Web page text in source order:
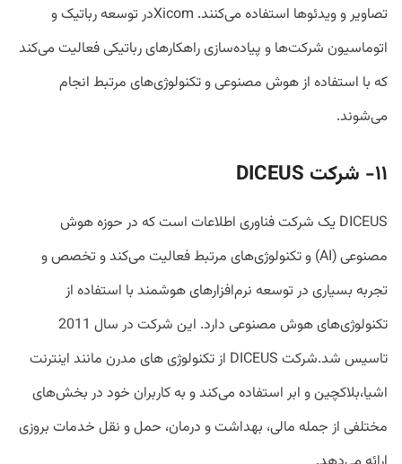
تصاویر و ویدئوها استفاده می‌کنند. Xicomدر توسعه رباتیک و
اتوماسیون شرکت‌ها و پیاده‌سازی راهکارهای رباتیکی فعالیت می‌کند
که با استفاده از هوش مصنوعی و تکنولوژی‌های مرتبط انجام
می‌شوند.
۱۱- شرکت DICEUS
DICEUS یک شرکت فناوری اطلاعات است که در حوزه هوش
مصنوعی (AI) و تکنولوژی‌های مرتبط فعالیت می‌کند و تخصص و
تجربه بسیاری در توسعه نرم‌افزارهای هوشمند با استفاده از
تکنولوژی‌های هوش مصنوعی دارد. این شرکت در سال 2011
تاسیس شد.شرکت DICEUS از تکنولوژی های مدرن مانند اینترنت
اشیا،بلاکچین و ابر استفاده می‌کند و به کاربران خود در بخش‌های
مختلفی از جمله مالی، بهداشت و درمان، حمل و نقل خدمات بروزی